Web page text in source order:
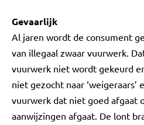
Gevaarlijk
Al jaren wordt de consument
van illegaal zwaar vuurwerk.
vuurwerk niet wordt gekeurd
niet gezocht naar ‘weigeraars’
vuurwerk dat niet goed afgaat
aanwijzingen afgaat. De lont